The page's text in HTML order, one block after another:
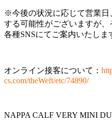
※今後の状況に応じて営業日
する可能性がございますが、
各種SNSにてご案内いたしま
オンライン接客について：
cs.com/theWeft/etc/74890/
NAPPA CALF VERY MINI